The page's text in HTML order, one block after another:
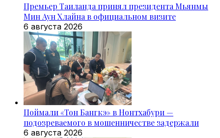
Премьер Таиланда принял президента Мьянмы
Мин Аун Хлайна в официальном визите
6 августа 2026
Поймали «Тон Бангкэ» в Нонтхабури —
подозреваемого в мошенничестве задержали
6 августа 2026